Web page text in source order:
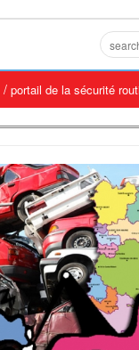
/ portail de la sécurité